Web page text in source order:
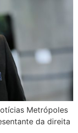
Metrópoles
da direita